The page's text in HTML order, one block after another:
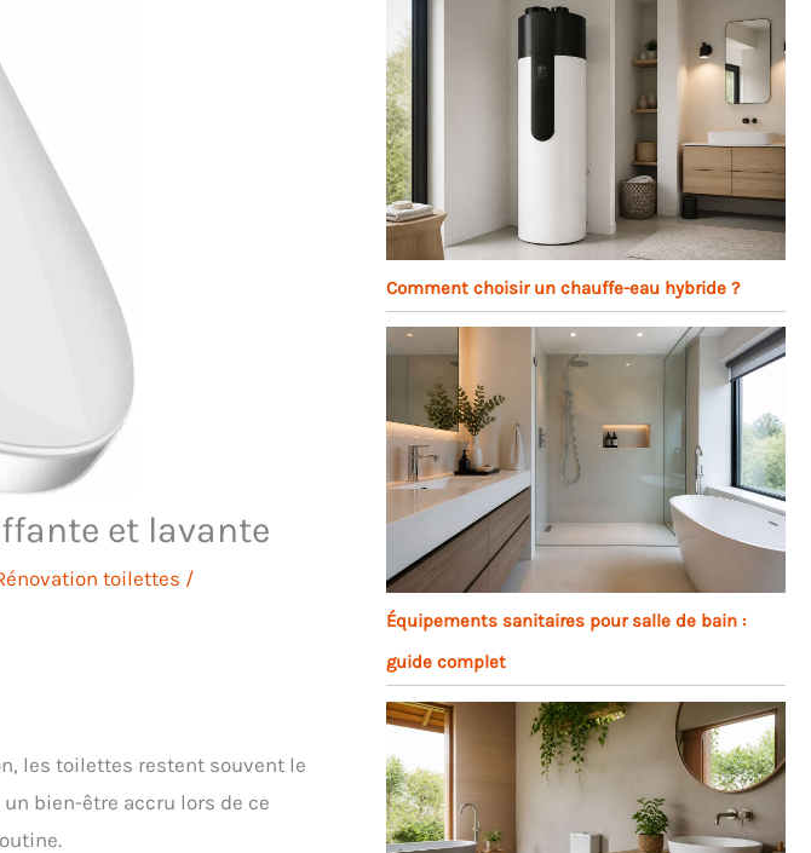
et lavante
toilettes /
les toilettes restent souvent le
bien-être accru lors de ce
Comment choisir un chauffe-eau hybride ?
Équipements sanitaires pour salle de bain :
guide complet